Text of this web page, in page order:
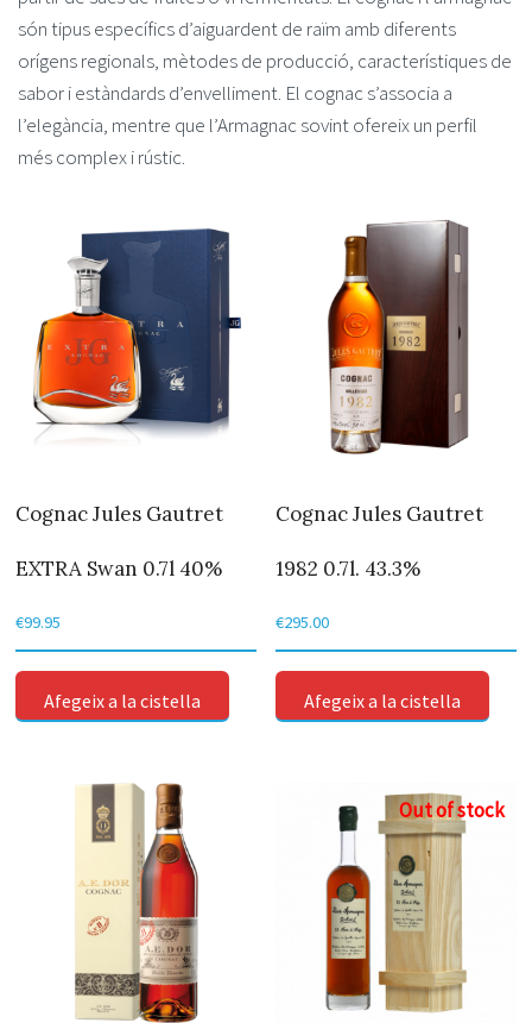
són tipus específics d’aiguardent de raïm amb diferents
orígens regionals, mètodes de producció, característiques de
sabor i estàndards d’envelliment. El cognac s’associa a
l’elegància, mentre que l’Armagnac sovint ofereix un perfil
més complex i rústic.
Cognac Jules Gautret
EXTRA Swan 0.7l 40%
€99.95
Afegeix a la cistella
Cognac Jules Gautret
1982 0.7l. 43.3%
€295.00
Afegeix a la cistella
Out of stock